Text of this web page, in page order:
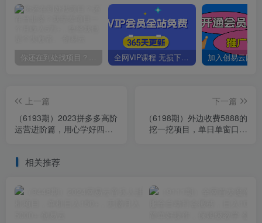
你还在到处找项目？还在当韭菜？我靠卖项目一个月收入5万+，曾经我也是个失败者。 全网VIP课程 无损下载~
上一篇
（6193期）2023拼多多高阶
运营进阶篇，用心学好四
下一篇
（6198期）外边收费5888的
挖一挖项目，单日单窗口可
相关推荐